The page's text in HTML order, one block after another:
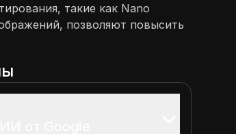
такие как Nano
позволяют повысить